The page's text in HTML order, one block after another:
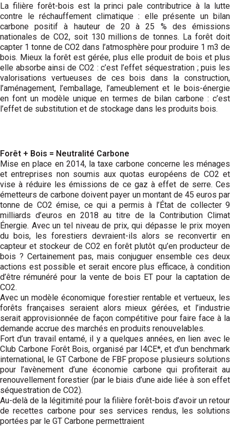
La filière forêt-bois est la princi pale contributrice à la lutte
contre le réchauffement climatique : elle présente un bilan
carbone positif à hauteur de 20 à 25 % des émissions
nationales de CO2, soit 130 millions de tonnes. La forêt doit
capter 1 tonne de CO2 dans l’atmosphère pour produire 1 m3 de
bois. Mieux la forêt est gérée, plus elle produit de bois et plus
elle absorbe ainsi de CO2 : c’est l’effet séquestration ; puis les
valorisations vertueuses de ces bois dans la construction,
l’aménagement, l’emballage, l’ameublement et le bois-énergie
en font un modèle unique en termes de bilan carbone : c’est
l’effet de substitution et de stockage dans les produits bois.
Forêt + Bois = Neutralité Carbone
Mise en place en 2014, la taxe carbone concerne les ménages
et entreprises non soumis aux quotas européens de CO2 et
vise à réduire les émissions de ce gaz à effet de serre. Ces
émetteurs de carbone doivent payer un montant de 45 euros par
tonne de CO2 émise, ce qui a permis à l’État de collecter 9
milliards d’euros en 2018 au titre de la Contribution Climat
Énergie. Avec un tel niveau de prix, qui dépasse le prix moyen
du bois, les forestiers devraient-ils alors se reconvertir en
capteur et stockeur de CO2 en forêt plutôt qu’en producteur de
bois ? Certainement pas, mais conjuguer ensemble ces deux
actions est possible et serait encore plus efficace, à condition
d’être rémunéré pour la vente de bois ET pour la captation de
CO2.
Avec un modèle économique forestier rentable et vertueux, les
forêts françaises seraient alors mieux gérées, et l’industrie
serait approvisionnée de façon compétitive pour faire face à la
demande accrue des marchés en produits renouvelables.
Fort d’un travail entamé, il y a quelques années, en lien avec le
Club Carbone Forêt Bois, organisé par I4CE*, et d’un benchmark
international, le GT Carbone de FBF propose plusieurs solutions
pour l’avènement d’une économie carbone qui profiterait au
renouvellement forestier (par le biais d’une aide liée à son effet
séquestration de CO2).
Au-delà de la légitimité pour la filière forêt-bois d’avoir un retour
de recettes carbone pour ses services rendus, les solutions
portées par le GT Carbone permettraient